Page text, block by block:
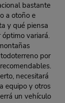
bastante
a otoño e
y qué piensa
variará.
por
necesitará
equipo y otros
un vehículo